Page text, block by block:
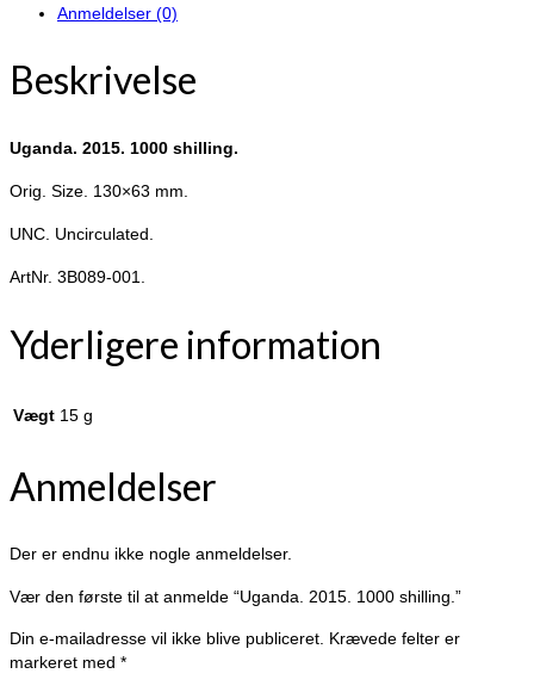
Anmeldelser (0)
Beskrivelse
Uganda. 2015. 1000 shilling.
Orig. Size. 130×63 mm.
UNC. Uncirculated.
ArtNr. 3B089-001.
Yderligere information
Vægt 15 g
Anmeldelser
Der er endnu ikke nogle anmeldelser.
Vær den første til at anmelde “Uganda. 2015. 1000 shilling.”
Din e-mailadresse vil ikke blive publiceret. Krævede felter er
markeret med *